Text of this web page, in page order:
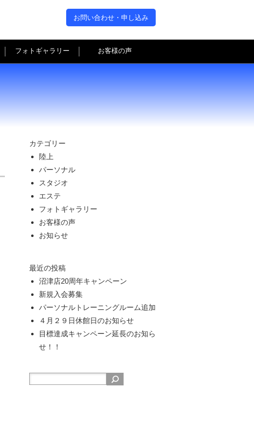
お問い合わせ・申し込み
フォトギャラリー お客様の声
カテゴリー
陸上
パーソナル
スタジオ
エステ
フォトギャラリー
お客様の声
お知らせ
最近の投稿
沼津店20周年キャンペーン
新規入会募集
パーソナルトレーニングルーム追加
４月２９日休館日のお知らせ
目標達成キャンペーン延長のお知ら
せ！！